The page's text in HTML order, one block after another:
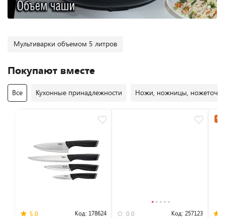
Мультиварки объемом 5 литров
Покупают вместе
Все Кухонные принадлежности Ножи, ножницы, ножеточки
5.0 Код: 178624
0.0 Код: 257123